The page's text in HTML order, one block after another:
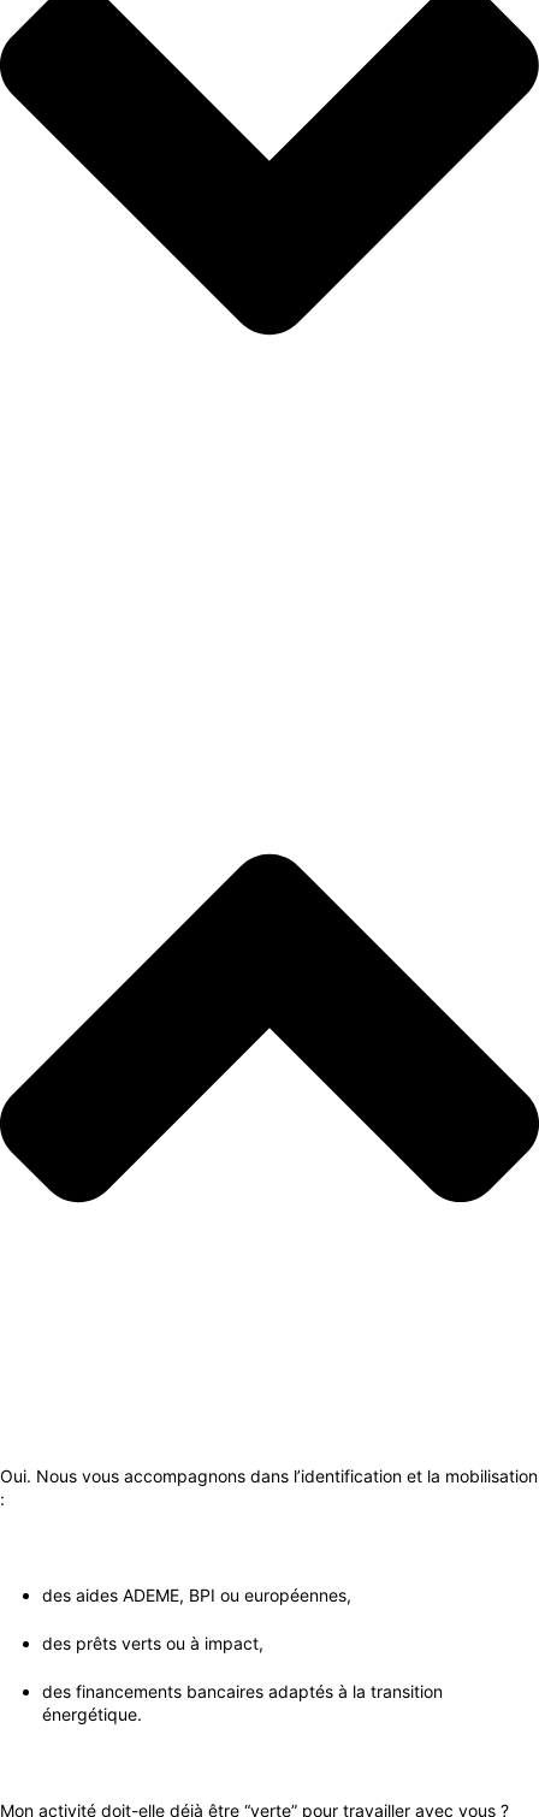
Oui. Nous vous accompagnons dans l’identification et la mobilisation
:
des aides ADEME, BPI ou européennes,
des prêts verts ou à impact,
des financements bancaires adaptés à la transition
énergétique.
Mon activité doit-elle déjà être “verte” pour travailler avec vous ?